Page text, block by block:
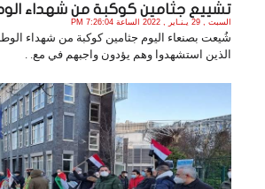
تشييع جثامين كوكبة من شهداء
السبت , 29 يـنـاير , 2022 الساعة 7:26:04 PM
شُيعت بصنعاء اليوم جثامين كوكبة من شهداء
الذين استشهدوا وهم يؤدون واجبهم في مع. .